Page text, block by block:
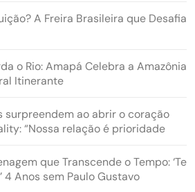
A Freira Brasileira que Desafia
o Rio: Amapá Celebra a Amazônia
Itinerante
surpreendem ao abrir o coração
“Nossa relação é prioridade
que Transcende o Tempo: ‘Te
4 Anos sem Paulo Gustavo